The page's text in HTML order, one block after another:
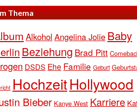
Thema
Alkohol Angelina Jolie Baby
Beziehung Brad Pitt
DSDS Ehe Familie Geburt
HochzeitHollywood
Bieber Kanye West Karriere